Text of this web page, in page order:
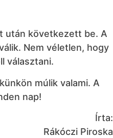
után következett be. A
Nem véletlen, hogy
választani.
múlik valami. A
nap!
Írta:
Rákóczi Piroska